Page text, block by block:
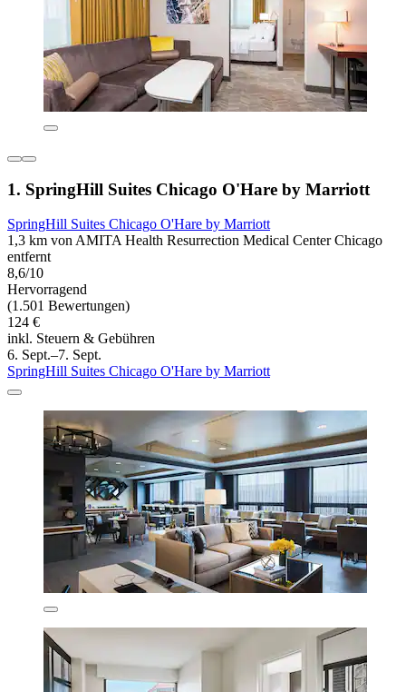
1. SpringHill Suites Chicago O'Hare by Marriott
SpringHill Suites Chicago O'Hare by Marriott
1,3 km von AMITA Health Resurrection Medical Center Chicago
entfernt
8,6/10
Hervorragend
(1.501 Bewertungen)
124 €
inkl. Steuern & Gebühren
6. Sept.–7. Sept.
SpringHill Suites Chicago O'Hare by Marriott